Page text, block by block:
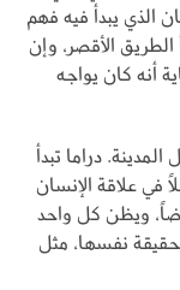
الذي يبدأ فيه فهم
الأقصر، وإن
أنه كان يواجه
دراما تبدأ
في علاقة الإنسان
ويظن كل واحد
نفسها، مثل